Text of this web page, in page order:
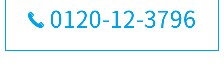
0120-12-3796